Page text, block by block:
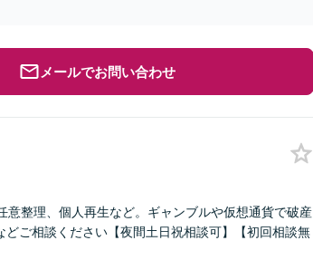
メールでお問い合わせ
意整理、個人再生など。ギャンブルや仮想通貨で破産
ご相談ください【夜間土日祝相談可】【初回相談無